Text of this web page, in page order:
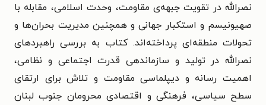
نصرالله در تقویت جبهه‌ی مقاومت، وحدت اسلامی، مقابله با
صهیونیسم و استکبار جهانی و همچنین مدیریت بحران‌ها و
تحولات منطقه‌ای پرداخته‌اند. کتاب به بررسی راهبردهای
نصرالله در تولید و سازماندهی قدرت اجتماعی و نظامی،
اهمیت رسانه و دیپلماسی مقاومت و تلاش برای ارتقای
سطح سیاسی، فرهنگی و اقتصادی محرومان جنوب لبنان